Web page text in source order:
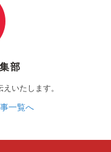
部
いたします。
一覧へ